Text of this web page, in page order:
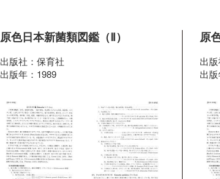
原色日本新菌類図鑑（Ⅱ）
出版社：保育社
出版年：1989
原
出
出